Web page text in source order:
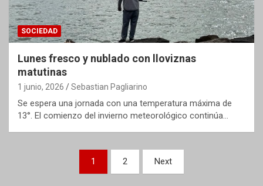
SOCIEDAD
Lunes fresco y nublado con lloviznas
matutinas
1 junio, 2026 Sebastian Pagliarino
Se espera una jornada con una temperatura máxima de
13°. El comienzo del invierno meteorológico continúa…
1 2 Next